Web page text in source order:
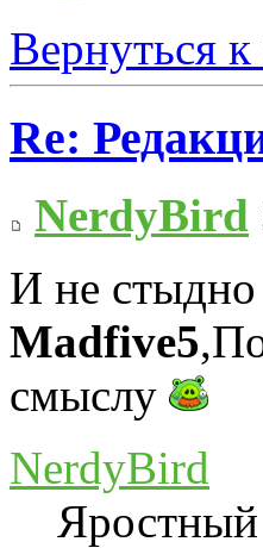
Вернуться к
Re:
NerdyBird
И не стыдно
Madfive5
смыслу
NerdyBird